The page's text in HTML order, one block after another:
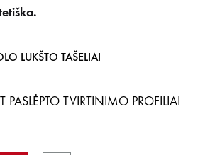
LUKŠTO TAŠELIAI
TVIRTINIMO PROFILIAI